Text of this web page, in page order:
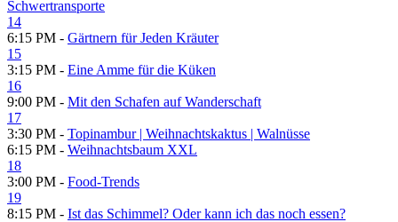
Schwertransporte
14
6:15 PM - Gärtnern für Jeden Kräuter
15
3:15 PM - Eine Amme für die Küken
16
9:00 PM - Mit den Schafen auf Wanderschaft
17
3:30 PM - Topinambur | Weihnachtskaktus | Walnüsse
6:15 PM - Weihnachtsbaum XXL
18
3:00 PM - Food-Trends
19
8:15 PM - Ist das Schimmel? Oder kann ich das noch essen?